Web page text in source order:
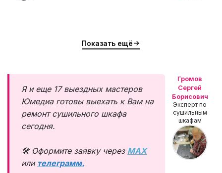
Показать ещё
Я и еще 17 выездных мастеров
Юмедиа готовы выехать к Вам на
ремонт сушильного шкафа
сегодня.
🛠️ Оформите заявку через MAX
или телеграмм.
Громов
Сергей
Борисович
Эксперт по
сушильным
шкафам